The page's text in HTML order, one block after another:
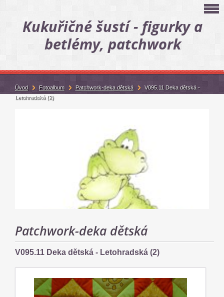
Kukuřičné šustí - figurky a
betlémy, patchwork
Patchwork-deka dětská
V095.11 Deka dětská - Letohradská (2)
Úvod Fotoalbum Patchwork-deka dětská
V095.11 Deka dětská -
Letohradská (2)